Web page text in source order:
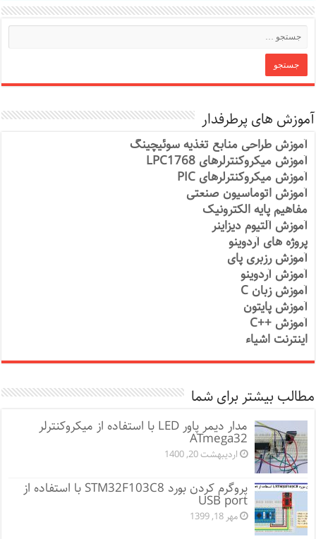
آموزش های پرطرفدار
آموزش طراحی منابع تغذیه سوئیچینگ
آموزش میکروکنترلرهای LPC1768
آموزش میکروکنترلرهای PIC
آموزش اتوماسیون صنعتی
مفاهیم پایه الکترونیک
آموزش آلتیوم دیزاینر
پروژه های آردوینو
آموزش رزبری پای
آموزش آردوینو
آموزش زبان C
آموزش پایتون
آموزش ++C
اینترنت اشیاء
مطالب بیشتر برای شما
مدار دیمر پاور LED با استفاده از میکروکنترلر
ATmega32
اردیبهشت 20, 1400
پروگرم کردن بورد STM32F103C8 با استفاده از
USB port
مهر 18, 1399